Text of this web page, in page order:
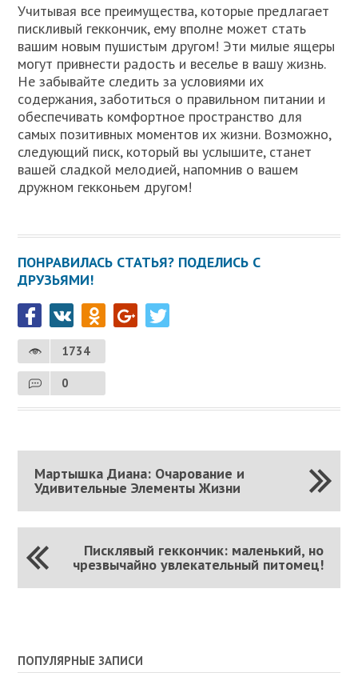
Учитывая все преимущества, которые предлагает
пискливый геккончик, ему вполне может стать
вашим новым пушистым другом! Эти милые ящеры
могут привнести радость и веселье в вашу жизнь.
Не забывайте следить за условиями их
содержания, заботиться о правильном питании и
обеспечивать комфортное пространство для
самых позитивных моментов их жизни. Возможно,
следующий писк, который вы услышите, станет
вашей сладкой мелодией, напомнив о вашем
дружном гекконьем другом!
ПОНРАВИЛАСЬ СТАТЬЯ? ПОДЕЛИСЬ С
ДРУЗЬЯМИ!
1734
0
Мартышка Диана: Очарование и
Удивительные Элементы Жизни
Писклявый геккончик: маленький, но
чрезвычайно увлекательный питомец!
ПОПУЛЯРНЫЕ ЗАПИСИ